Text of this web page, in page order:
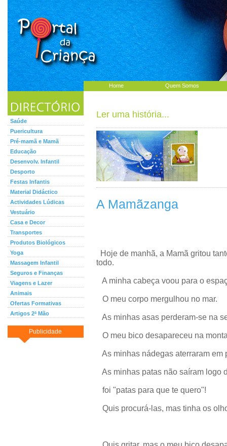
Home Quem Somos
Saúde
Puericultura
Pré-mamã e Mamã
Educação
Desenvolv. Infantil
Desporto
Festas Infantis
Material Didáctico
Actividades Lúdicas
Vestuário
Casa e Decor
Transportes
Produtos Biológicos
Yoga
Massagem Infantil
Seguros e Finanças
Viagens e Lazer
Animais
Ofertas Formativas
Artigos 2ª Mão
Publicidade
Ler uma história...
A Mamãzanga
Hoje de manhã, a Mamã gritou
todo.
A minha cabeça voou para o
O meu corpo mergulhou no mar.
As minhas asas perderam-se na
O meu bico desapareceu na
As minhas nádegas aterraram em
As minhas patas não saíram logo
foi "patas para que te quero"!
Quis procurá-las, mas tinha os